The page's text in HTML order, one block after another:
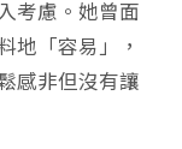
考慮。她曾面
地「容易」，
感非但沒有讓